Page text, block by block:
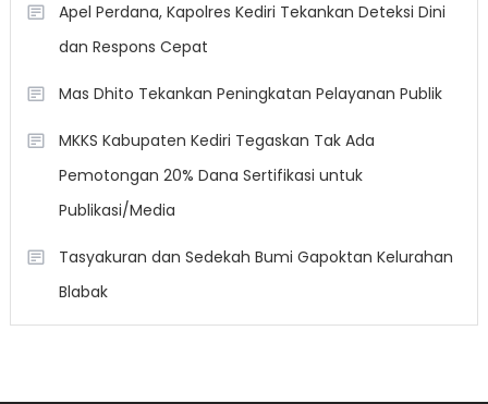
Apel Perdana, Kapolres Kediri Tekankan Deteksi Dini
dan Respons Cepat
Mas Dhito Tekankan Peningkatan Pelayanan Publik
MKKS Kabupaten Kediri Tegaskan Tak Ada
Pemotongan 20% Dana Sertifikasi untuk
Publikasi/Media
Tasyakuran dan Sedekah Bumi Gapoktan Kelurahan
Blabak